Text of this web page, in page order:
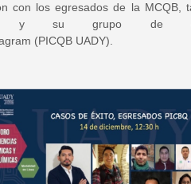
con los egresados de la MCQB,
su grupo de
(PICQB UADY).